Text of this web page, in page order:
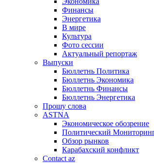
Финансы
Энергетика
В мире
Культура
Фото сессии
Актуальный репортаж
Выпуски
Бюллетнь Политика
Бюллетнь Экономика
Бюллетнь Финансы
Бюллетнь Энергетика
Прошу слова
ASTNA
Экономическое обозрение
Политический
Обзор рынков
Карабахский конфликт
Contact az